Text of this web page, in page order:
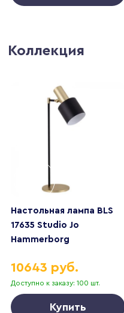
Коллекция
Настольная лампа BLS
17635 Studio Jo
Hammerborg
Доступно к заказу: 100 шт.
10643 руб.
Купить